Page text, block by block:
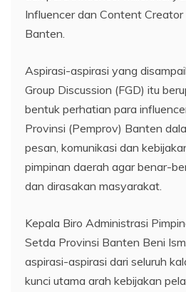
Influencer dan Content
Banten.
Aspirasi-aspirasi yang
Group Discussion (FGD) itu
bentuk perhatian para
Provinsi (Pemprov) Banten
pesan, komunikasi dan
pimpinan daerah agar benar-
dan dirasakan masyarakat.
Kepala Biro Administrasi
Setda Provinsi Banten Beni
aspirasi-aspirasi dari seluruh
kunci utama arah kebijakan